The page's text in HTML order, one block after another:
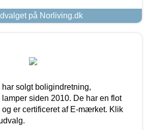
på Norliving.dk
solgt boligindretning,
siden 2010. De har en flot
og er certificeret af E-mærket. Klik